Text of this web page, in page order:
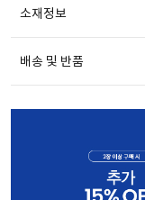
소재정보
배송 및 반품